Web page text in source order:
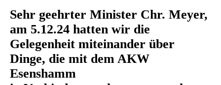
Sehr geehrter Minister Chr. Meyer,
am 5.12.24 hatten wir die
Gelegenheit miteinander über
Dinge, die mit dem AKW
Esenshamm